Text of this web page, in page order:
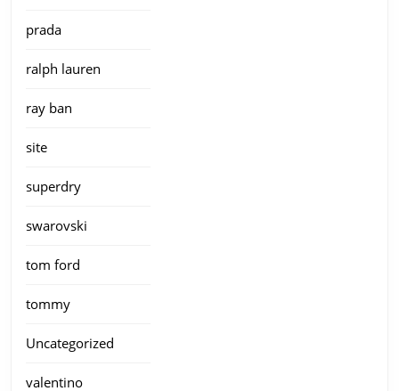
prada
ralph lauren
ray ban
site
superdry
swarovski
tom ford
tommy
Uncategorized
valentino